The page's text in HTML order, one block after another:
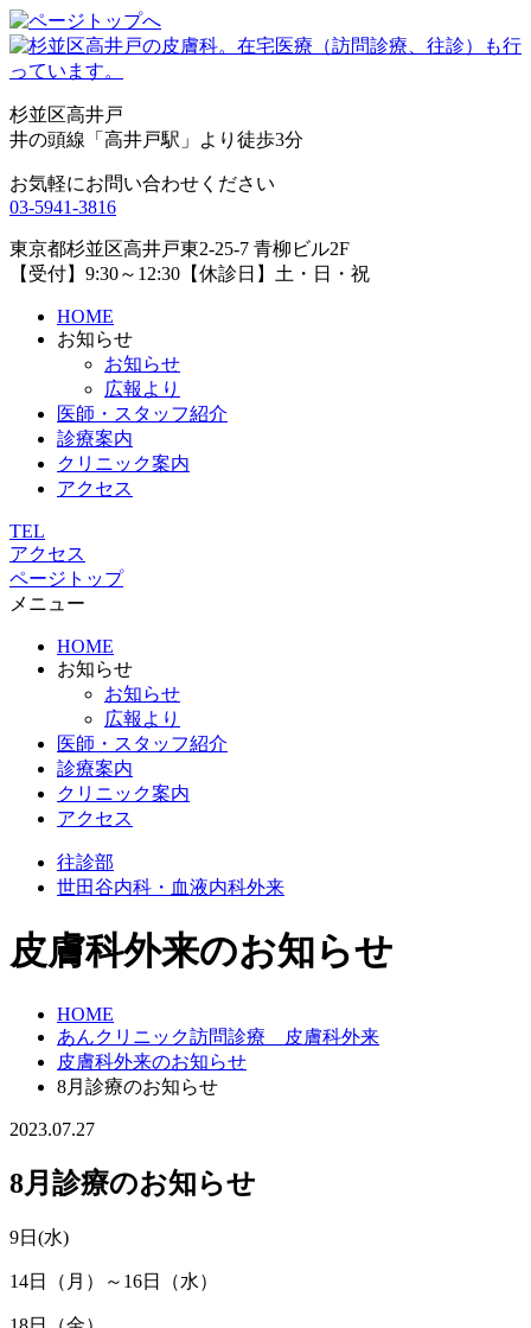
杉並区高井戸
井の頭線「高井戸駅」より徒歩3分
お気軽にお問い合わせください
03-5941-3816
東京都杉並区高井戸東2-25-7 青柳ビル2F
【受付】9:30～12:30【休診日】土・日・祝
HOME
お知らせ
お知らせ
広報より
医師・スタッフ紹介
診療案内
クリニック案内
アクセス
TEL
アクセス
ページトップ
メニュー
HOME
お知らせ
お知らせ
広報より
医師・スタッフ紹介
診療案内
クリニック案内
アクセス
往診部
世田谷内科・血液内科外来
皮膚科外来のお知らせ
HOME
あんクリニック訪問診療 皮膚科外来
皮膚科外来のお知らせ
8月診療のお知らせ
2023.07.27
8月診療のお知らせ
9日(水)
14日（月）～16日（水）